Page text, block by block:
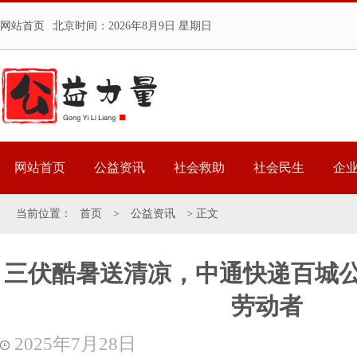
网站首页 北京时间： 2026年8月9日 星期日
网站首页 公益资讯 社会救助 社会民生 企
当前位置： 首页 > 公益资讯 > 正文
三伏酷暑送清凉，中通快递百城
劳动者
2025年7月28日